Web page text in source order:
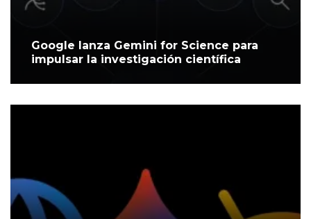
Google lanza Gemini for Science para
impulsar la investigación científica